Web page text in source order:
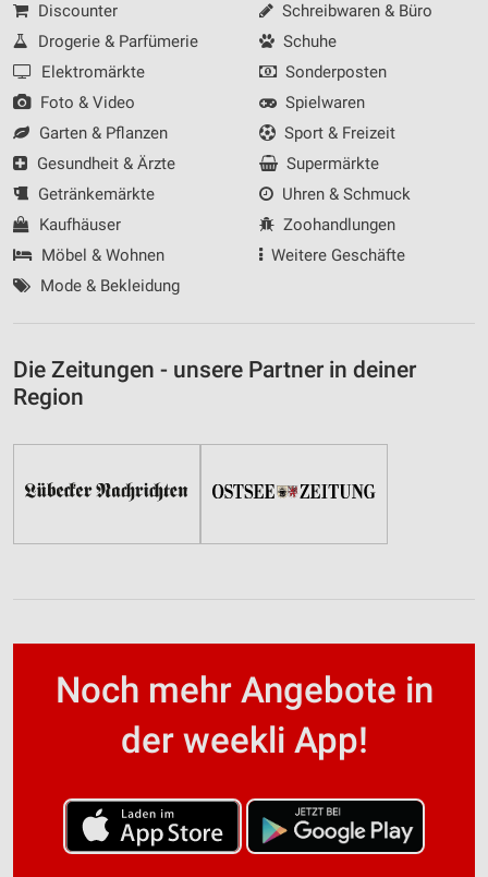
Discounter
Drogerie & Parfümerie
Elektromärkte
Foto & Video
Garten & Pflanzen
Gesundheit & Ärzte
Getränkemärkte
Kaufhäuser
Möbel & Wohnen
Mode & Bekleidung
Schreibwaren & Büro
Schuhe
Sonderposten
Spielwaren
Sport & Freizeit
Supermärkte
Uhren & Schmuck
Zoohandlungen
Weitere Geschäfte
Die Zeitungen - unsere Partner in deiner
Region
Noch mehr Angebote in
der weekli App!